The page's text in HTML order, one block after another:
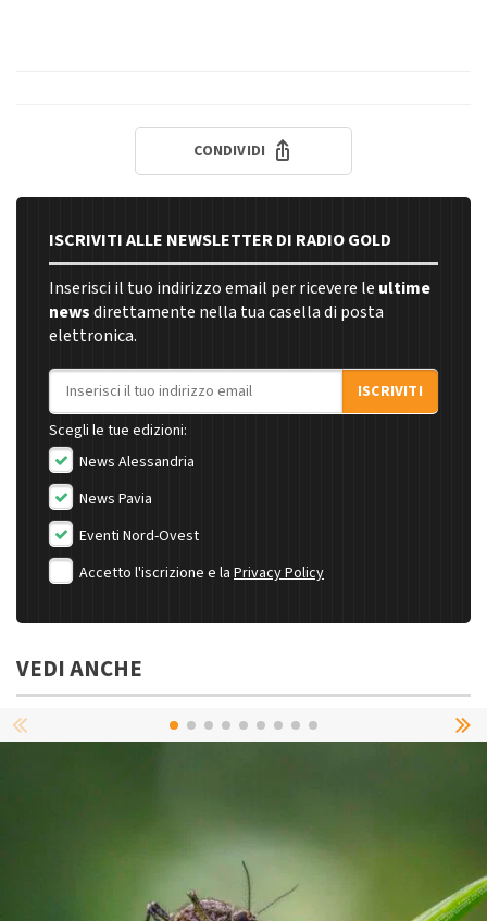
CONDIVIDI
ISCRIVITI ALLE NEWSLETTER DI RADIO GOLD
Inserisci il tuo indirizzo email per ricevere le ultime
newsdirettamente nella tua casella di posta
elettronica.
Indirizzo email
ISCRIVITI
Scegli le tue edizioni:
News Alessandria
News Pavia
Eventi Nord-Ovest
Accetto l'iscrizione e la Privacy Policy
VEDI ANCHE